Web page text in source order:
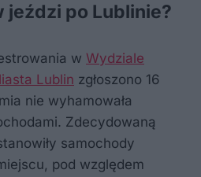
jeździ po Lublinie?
w Wydziale
Lublin zgłoszono 16
nie wyhamowała
Zdecydowaną
samochody
pod względem